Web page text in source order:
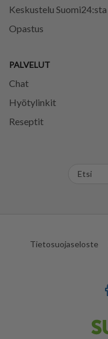
Keskustelu Suomi24:sta
Opastus
PALVELUT
Chat
Hyötylinkit
Reseptit
Tietosuojaseloste